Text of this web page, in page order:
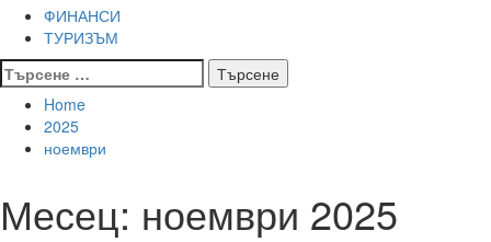
ФИНАНСИ
ТУРИЗЪМ
Търсене
за:
Home
2025
ноември
Месец: ноември 2025